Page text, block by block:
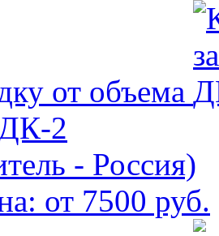
от объема
ДК-2
- Россия)
от 7500 руб.